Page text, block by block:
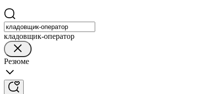
кладовщик-оператор
Резюме